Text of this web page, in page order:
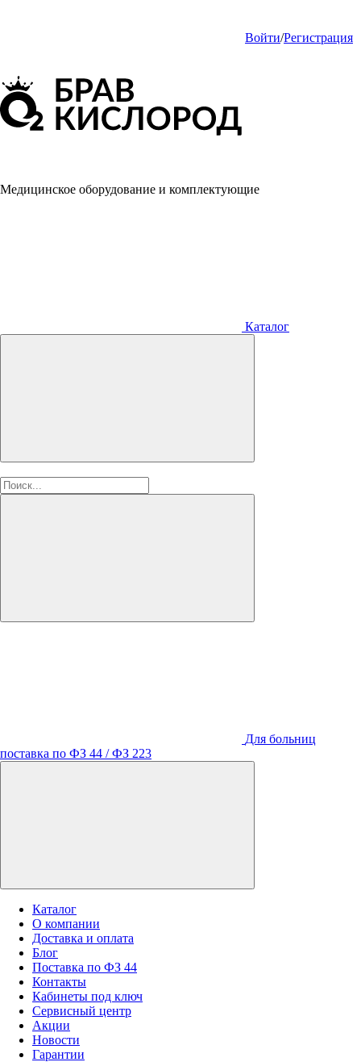
Войти/Регистрация
Медицинское оборудование и комплектующие
Каталог
Для больниц
поставка по ФЗ 44 / ФЗ 223
Каталог
О компании
Доставка и оплата
Блог
Поставка по ФЗ 44
Контакты
Кабинеты под ключ
Сервисный центр
Акции
Новости
Гарантии